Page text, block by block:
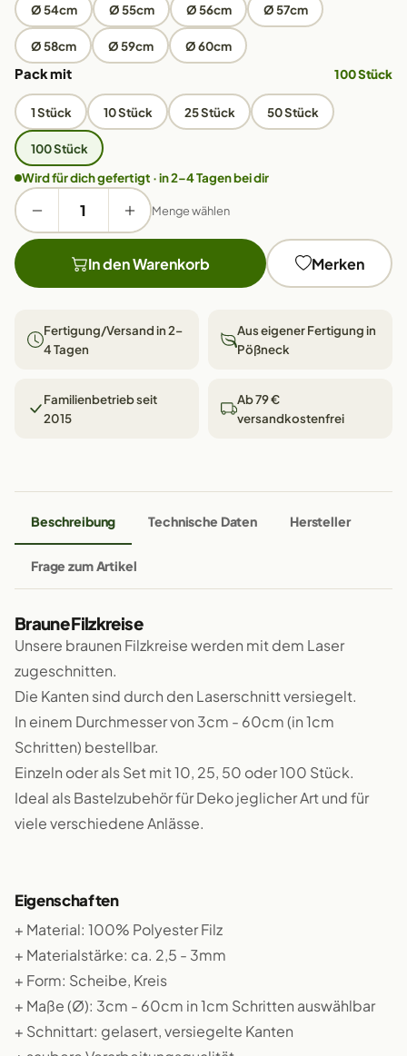
Ø 54cm Ø 55cm Ø 56cm Ø 57cm
Ø 58cm Ø 59cm Ø 60cm
Pack mit 100 Stück
1 Stück 10 Stück 25 Stück 50 Stück
100 Stück
Wird für dich gefertigt · in 2–4 Tagen bei dir
Menge wählen
In den Warenkorb Merken
Fertigung/Versand in 2–
4 Tagen
Aus eigener Fertigung in
Pößneck
Familienbetrieb seit
2015
Ab 79 €
versandkostenfrei
Beschreibung Technische Daten Hersteller
Frage zum Artikel
Braune Filzkreise
Unsere braunen Filzkreise werden mit dem Laser
zugeschnitten.
Die Kanten sind durch den Laserschnitt versiegelt.
In einem Durchmesser von 3cm - 60cm (in 1cm
Schritten) bestellbar.
Einzeln oder als Set mit 10, 25, 50 oder 100 Stück.
Ideal als Bastelzubehör für Deko jeglicher Art und für
viele verschiedene Anlässe.
Eigenschaften
+ Material: 100% Polyester Filz
+ Materialstärke: ca. 2,5 - 3mm
+ Form: Scheibe, Kreis
+ Maße (Ø): 3cm - 60cm in 1cm Schritten auswählbar
+ Schnittart: gelasert, versiegelte Kanten